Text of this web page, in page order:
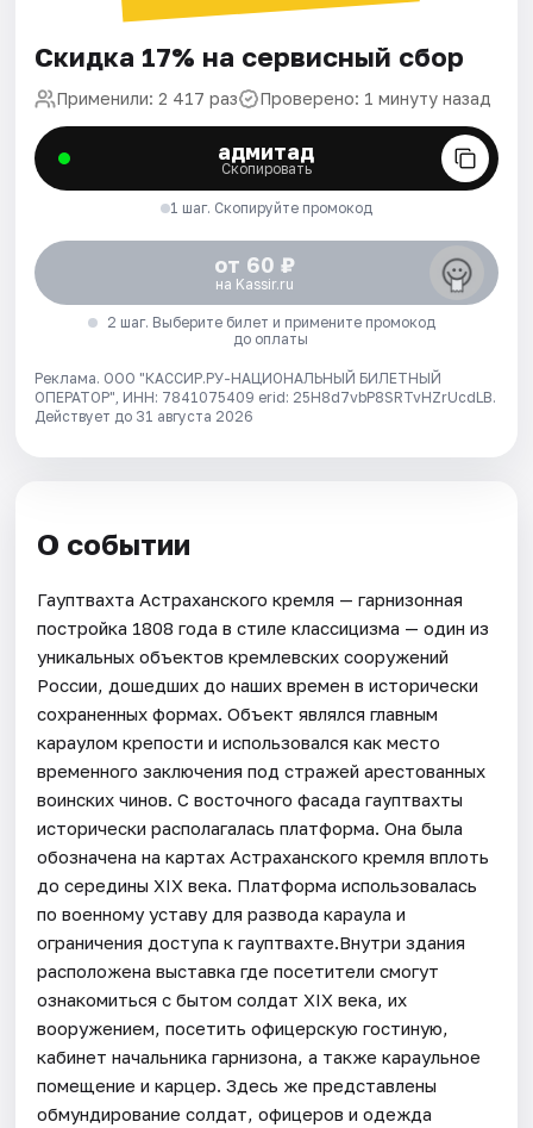
Скидка 17% на сервисный сбор
Применили: 2 417 раз Проверено: 1 минуту назад
адмитад
Скопировать
1 шаг. Скопируйте промокод
от 60 ₽
на Kassir.ru
2 шаг. Выберите билет и примените промокод
до оплаты
Реклама. ООО "КАССИР.РУ-НАЦИОНАЛЬНЫЙ БИЛЕТНЫЙ
ОПЕРАТОР", ИНН: 7841075409 erid: 25H8d7vbP8SRTvHZrUcdLB.
Действует до 31 августа 2026
О событии
Гауптвахта Астраханского кремля — гарнизонная
постройка 1808 года в стиле классицизма — один из
уникальных объектов кремлевских сооружений
России, дошедших до наших времен в исторически
сохраненных формах. Объект являлся главным
караулом крепости и использовался как место
временного заключения под стражей арестованных
воинских чинов. С восточного фасада гауптвахты
исторически располагалась платформа. Она была
обозначена на картах Астраханского кремля вплоть
до середины XIX века. Платформа использовалась
по военному уставу для развода караула и
ограничения доступа к гауптвахте.Внутри здания
расположена выставка где посетители смогут
ознакомиться с бытом солдат XIX века, их
вооружением, посетить офицерскую гостиную,
кабинет начальника гарнизона, а также караульное
помещение и карцер. Здесь же представлены
обмундирование солдат, офицеров и одежда